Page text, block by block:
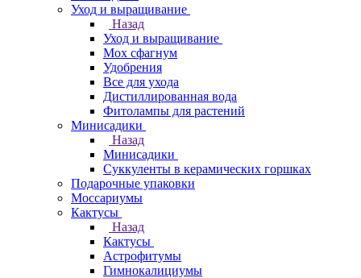
Уход и выращивание
Назад
Уход и выращивание
Мох сфагнум
Удобрения
Все для ухода
Дистиллированная вода
Фитолампы для растений
Минисадики
Назад
Минисадики
Суккуленты в керамических горшках
Подарочные упаковки
Моссариумы
Кактусы
Назад
Кактусы
Астрофитумы
Гимнокалициумы